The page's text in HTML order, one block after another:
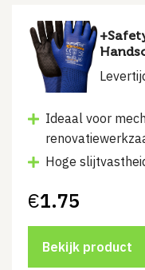
Ideaal voor
Hoge
€1.75
Bekijk product